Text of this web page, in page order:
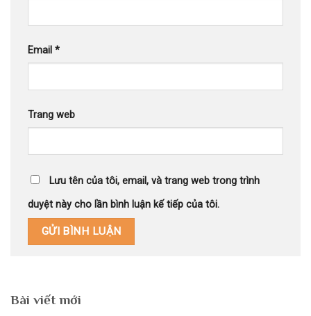
Email *
Trang web
Lưu tên của tôi, email, và trang web trong trình
duyệt này cho lần bình luận kế tiếp của tôi.
Bài viết mới